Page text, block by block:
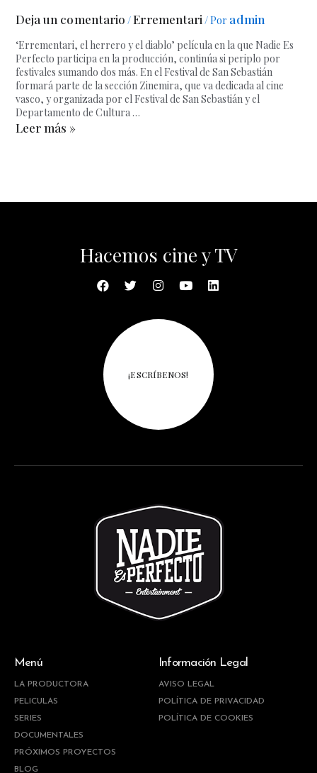
Deja un comentario /Errementari / Por admin
‘Errementari, el herrero y el diablo’ película en la que Nadie Es
Perfecto participa en la producción, continúa si periplo por
festivales sumando dos más. En el Festival de San Sebastián
formará parte de la sección Zinemira, que va dedicada al cine
vasco, y organizada por el Festival de San Sebastián y el
Departamento de Cultura …
Leer más »
Hacemos cine y TV
¡ESCRÍBENOS!
Menú
LA PRODUCTORA
PELICULAS
SERIES
DOCUMENTALES
PRÓXIMOS PROYECTOS
BLOG
Información Legal
AVISO LEGAL
POLÍTICA DE PRIVACIDAD
POLÍTICA DE COOKIES